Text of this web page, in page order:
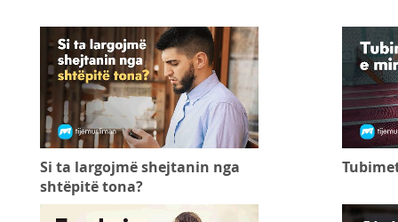
Si ta largojmë shejtanin nga
shtëpitë tona?